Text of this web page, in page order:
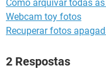
Como arquivar todas
Webcam toy fotos
Recuperar fotos
2 Respostas